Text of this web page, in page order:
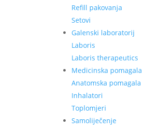
Refill pakovanja
Setovi
Galenski laboratorij
Laboris
Laboris therapeutics
Medicinska pomagala
Anatomska pomagala
Inhalatori
Toplomjeri
Samoliječenje